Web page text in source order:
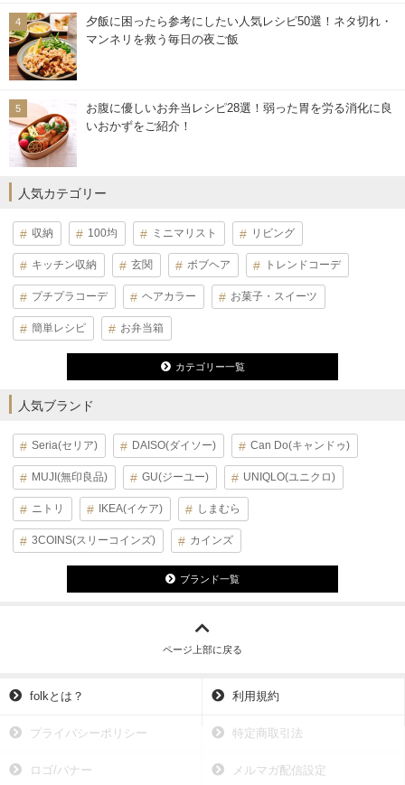
夕飯に困ったら参考にしたい人気レシピ50選！ネタ切れ・
マンネリを救う毎日の夜ご飯
お腹に優しいお弁当レシピ28選！弱った胃を労る消化に良
いおかずをご紹介！
人気カテゴリー
収納 100均 ミニマリスト リビング
キッチン収納 玄関 ボブヘア トレンドコーデ
プチプラコーデ ヘアカラー お菓子・スイーツ
簡単レシピ お弁当箱
カテゴリー一覧
人気ブランド
Seria(セリア) DAISO(ダイソー) Can Do(キャンドゥ)
MUJI(無印良品) GU(ジーユー) UNIQLO(ユニクロ)
ニトリ IKEA(イケア) しまむら
3COINS(スリーコインズ) カインズ
ブランド一覧
ページ上部に戻る
folkとは？ 利用規約
プライバシーポリシー 特定商取引法
ロゴ/バナー メルマガ配信設定